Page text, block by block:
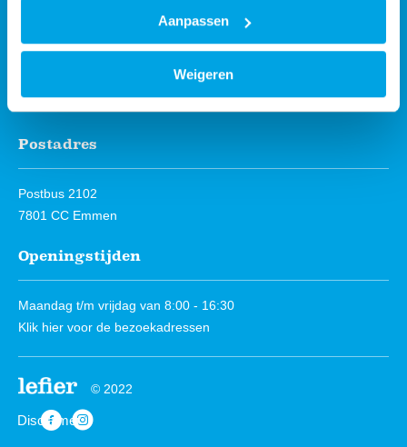
Aanpassen
Weigeren
Postadres
Postbus 2102
7801 CC Emmen
Openingstijden
Maandag t/m vrijdag van 8:00 - 16:30
Klik hier voor de bezoekadressen
© 2022
Disclaimer
https://www.facebook.com/Lefierwonen
https://www.instagram.com/lefierwonen